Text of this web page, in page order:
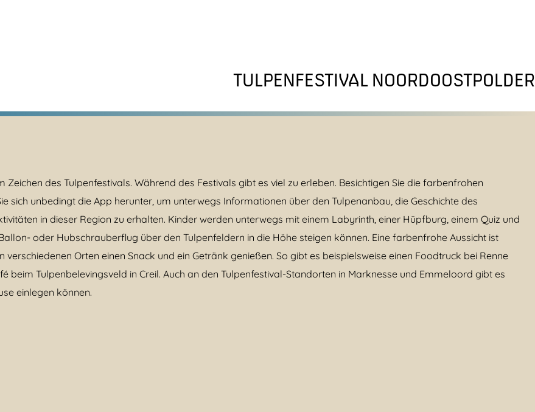
TULPENFESTIVAL NOORDOOSTPOLDER
des Tulpenfestivals. Während des Festivals gibt es viel zu erleben. Besichtigen Sie die farbenfrohen
sich unbedingt die App herunter, um unterwegs Informationen über den Tulpenanbau, die Geschichte des
in dieser Region zu erhalten. Kinder werden unterwegs mit einem Labyrinth, einer Hüpfburg, einem Quiz und
oder Hubschrauberflug über den Tulpenfeldern in die Höhe steigen können. Eine farbenfrohe Aussicht ist
Orten einen Snack und ein Getränk genießen. So gibt es beispielsweise einen Foodtruck bei Renne
beim Tulpenbelevingsveld in Creil. Auch an den Tulpenfestival-Standorten in Marknesse und Emmeloord gibt es
einlegen können.